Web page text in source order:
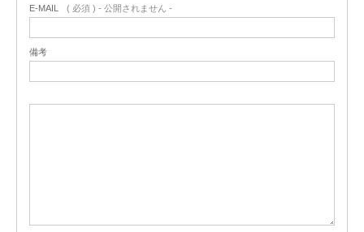
E-MAIL ( 必須 ) - 公開されません -
備考